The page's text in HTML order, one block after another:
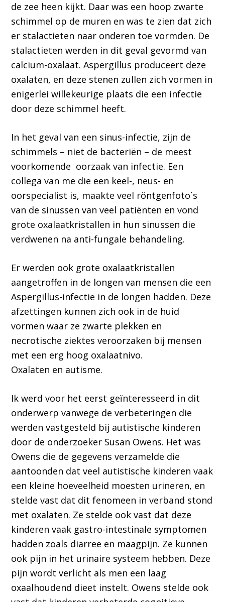
de zee heen kijkt. Daar was een hoop zwarte
schimmel op de muren en was te zien dat zich
er stalactieten naar onderen toe vormden. De
stalactieten werden in dit geval gevormd van
calcium-oxalaat. Aspergillus produceert deze
oxalaten, en deze stenen zullen zich vormen in
enigerlei willekeurige plaats die een infectie
door deze schimmel heeft.
In het geval van een sinus-infectie, zijn de
schimmels – niet de bacteriën – de meest
voorkomende oorzaak van infectie. Een
collega van me die een keel-, neus- en
oorspecialist is, maakte veel röntgenfoto´s
van de sinussen van veel patiënten en vond
grote oxalaatkristallen in hun sinussen die
verdwenen na anti-fungale behandeling.
Er werden ook grote oxalaatkristallen
aangetroffen in de longen van mensen die een
Aspergillus-infectie in de longen hadden. Deze
afzettingen kunnen zich ook in de huid
vormen waar ze zwarte plekken en
necrotische ziektes veroorzaken bij mensen
met een erg hoog oxalaatnivo.
Oxalaten en autisme.
Ik werd voor het eerst geïnteresseerd in dit
onderwerp vanwege de verbeteringen die
werden vastgesteld bij autistische kinderen
door de onderzoeker Susan Owens. Het was
Owens die de gegevens verzamelde die
aantoonden dat veel autistische kinderen vaak
een kleine hoeveelheid moesten urineren, en
stelde vast dat dit fenomeen in verband stond
met oxalaten. Ze stelde ook vast dat deze
kinderen vaak gastro-intestinale symptomen
hadden zoals diarree en maagpijn. Ze kunnen
ook pijn in het urinaire systeem hebben. Deze
pijn wordt verlicht als men een laag
oxaalhoudend dieet instelt. Owens stelde ook